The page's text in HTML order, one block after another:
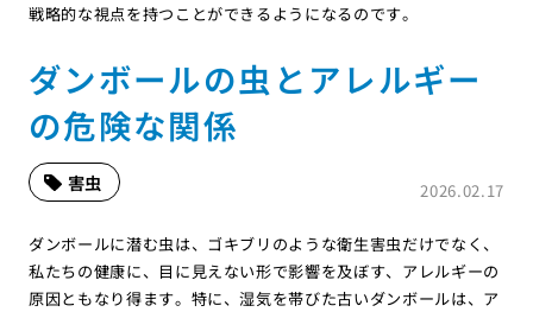
戦略的な視点を持つことができるようになるのです。
ダンボールの虫とアレルギー
の危険な関係
2026.02.17
害虫
ダンボールに潜む虫は、ゴキブリのような衛生害虫だけでなく、
私たちの健康に、目に見えない形で影響を及ぼす、アレルギーの
原因ともなり得ます。特に、湿気を帯びた古いダンボールは、ア